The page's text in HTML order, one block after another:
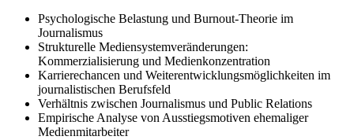
Psychologische Belastung und Burnout-Theorie im
Journalismus
Strukturelle Mediensystemveränderungen:
Kommerzialisierung und Medienkonzentration
Karrierechancen und Weiterentwicklungsmöglichkeiten im
journalistischen Berufsfeld
Verhältnis zwischen Journalismus und Public Relations
Empirische Analyse von Ausstiegsmotiven ehemaliger
Medienmitarbeiter